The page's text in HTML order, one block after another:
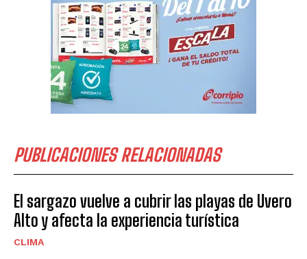
PUBLICACIONES RELACIONADAS
El sargazo vuelve a cubrir las playas de Uvero
Alto y afecta la experiencia turística
CLIMA